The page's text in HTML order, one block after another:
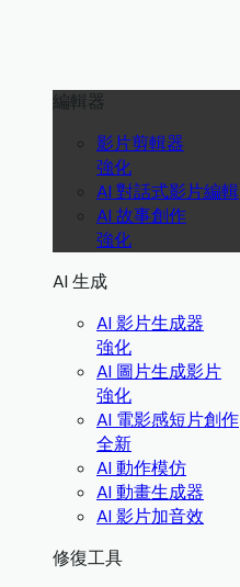
編輯器
影片剪輯器
強化
AI 對話式影片編輯
AI 故事創作
強化
AI 生成
AI 影片生成器
強化
AI 圖片生成影片
強化
AI 電影感短片創作
全新
AI 動作模仿
AI 動畫生成器
AI 影片加音效
修復工具